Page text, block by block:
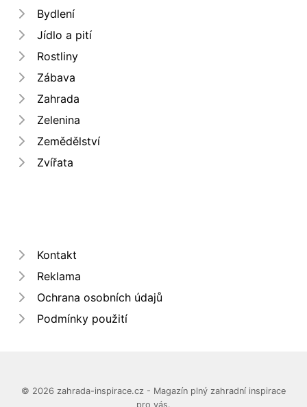
Bydlení
Jídlo a pití
Rostliny
Zábava
Zahrada
Zelenina
Zemědělství
Zvířata
Kontakt
Reklama
Ochrana osobních údajů
Podmínky použití
© 2026 zahrada-inspirace.cz - Magazín plný zahradní inspirace
pro vás.